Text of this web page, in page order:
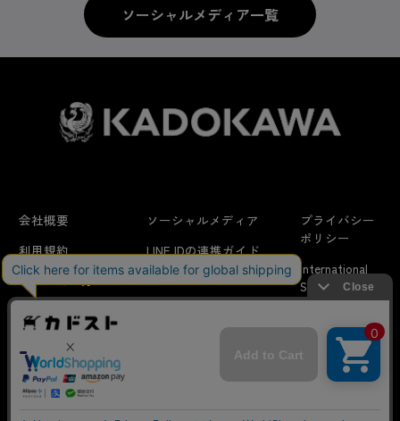
ソーシャルメディア一覧
会社概要
利用規約
はじめての方へ
ソーシャルメディア
LINE IDの連携ガイド
FAQ
プライバシー
ポリシー
International
Shipping
リクエスト
当サイトでは利用体験の向上およびコンテンツの最適な提供、ト
ラフィックの分析を目的としてCookieを使用しています。
サイトの閲覧を継続された場合、Cookieの利用に同意したことも
のといたします。
詳細については